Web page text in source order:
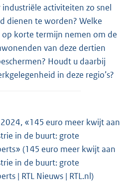
industriële activiteiten zo snel
dienen te worden? Welke
op korte termijn nemen om de
van deze dertien
Houdt u daarbij
in deze regio’s?
2024, «145 euro meer kwijt aan
in de buurt: grote
(145 euro meer kwijt aan
in de buurt: grote
| RTL Nieuws | RTL.nl)